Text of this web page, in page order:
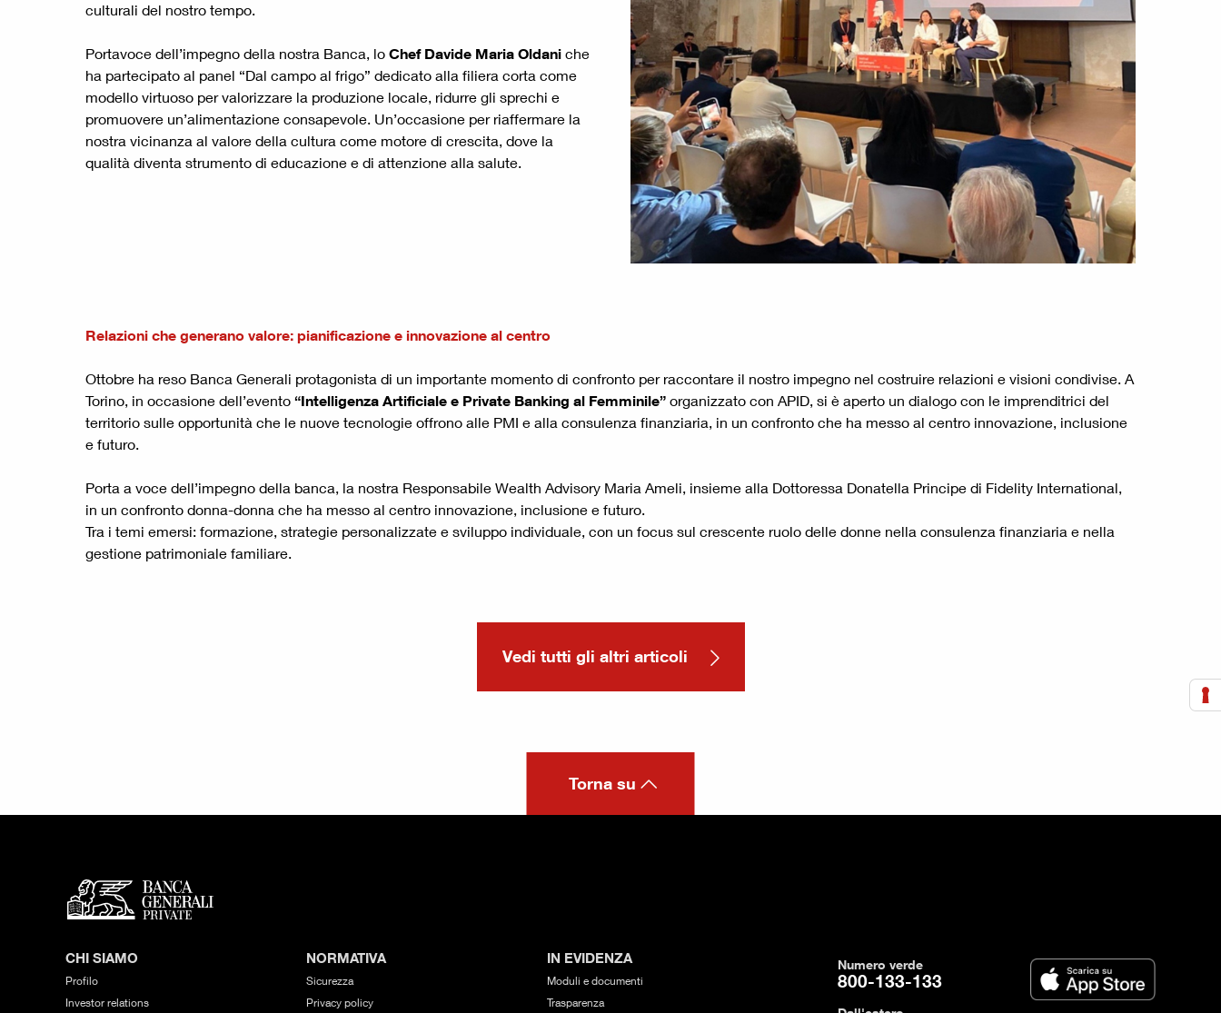
culturali del nostro tempo.
Portavoce dell’impegno della nostra Banca, lo Chef Davide Maria Oldani che
ha partecipato al panel “Dal campo al frigo” dedicato alla filiera corta come
modello virtuoso per valorizzare la produzione locale, ridurre gli sprechi e
promuovere un’alimentazione consapevole. Un’occasione per riaffermare la
nostra vicinanza al valore della cultura come motore di crescita, dove la
qualità diventa strumento di educazione e di attenzione alla salute.
Relazioni che generano valore: pianificazione e innovazione al centro
Ottobre ha reso Banca Generali protagonista di un importante momento di confronto per raccontare il nostro impegno nel costruire relazioni e visioni condivise. A
Torino, in occasione dell’evento “Intelligenza Artificiale e Private Banking al Femminile” organizzato con APID, si è aperto un dialogo con le imprenditrici del
territorio sulle opportunità che le nuove tecnologie offrono alle PMI e alla consulenza finanziaria, in un confronto che ha messo al centro innovazione, inclusione
e futuro.
Porta a voce dell’impegno della banca, la nostra Responsabile Wealth Advisory Maria Ameli, insieme alla Dottoressa Donatella Principe di Fidelity International,
in un confronto donna-donna che ha messo al centro innovazione, inclusione e futuro.
Tra i temi emersi: formazione, strategie personalizzate e sviluppo individuale, con un focus sul crescente ruolo delle donne nella consulenza finanziaria e nella
gestione patrimoniale familiare.
Vedi tutti gli altri articoli
Torna su
CHI SIAMO
Profilo
Investor relations
NORMATIVA
Sicurezza
Privacy policy
IN EVIDENZA
Moduli e documenti
Trasparenza
Numero verde
800-133-133